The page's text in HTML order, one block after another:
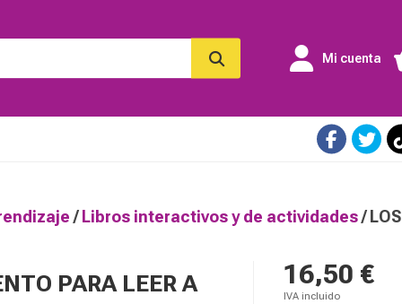
Mi cuenta
/ Libros interactivos y de actividades/ LOS
PARA LEER A
16,50 €
IVA incluido